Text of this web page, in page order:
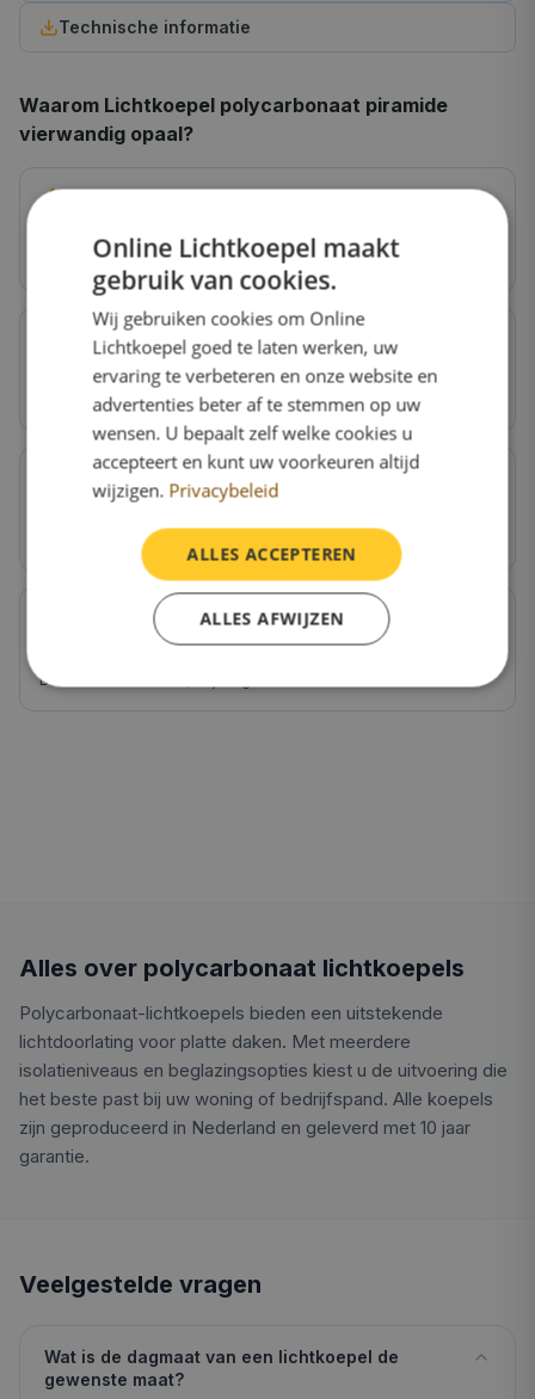
Technische informatie
Waarom Lichtkoepel polycarbonaat piramide
vierwandig opaal?
U-waarde ~1,6 W/m²K, bespaart op energiekosten
Hagelbestendig
Polycarbonaat is 250x sterker dan glas
Ideaal voor keuken, woonkamer, slaapkamer
OnlineLichtkoepel.nl kwaliteit
Direct van de fabriek, 10 jaar garantie
Alles over polycarbonaat lichtkoepels
Polycarbonaat-lichtkoepels bieden een uitstekende
lichtdoorlating voor platte daken. Met meerdere
isolatieniveaus en beglazingsopties kiest u de uitvoering die
het beste past bij uw woning of bedrijfspand. Alle koepels
zijn geproduceerd in Nederland en geleverd met 10 jaar
garantie.
Veelgestelde vragen
Wat is de dagmaat van een lichtkoepel de
gewenste maat?
Online Lichtkoepel maakt
gebruik van cookies.
Wij gebruiken cookies om Online
Lichtkoepel goed te laten werken, uw
ervaring te verbeteren en onze website en
advertenties beter af te stemmen op uw
wensen. U bepaalt zelf welke cookies u
accepteert en kunt uw voorkeuren altijd
wijzigen. Privacybeleid
ALLES ACCEPTEREN
ALLES AFWIJZEN